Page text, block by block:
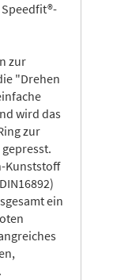
zur
"Drehen
wird das
zur
Kunststoff
ein